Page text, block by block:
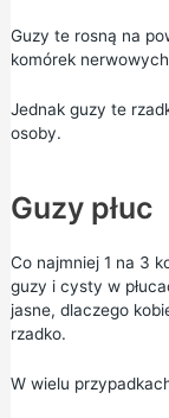
Guzy te rosną na
komórek
Jednak guzy te
osoby.
Guzy płuc
Co najmniej 1 na 3
guzy i cysty w
jasne, dlaczego
rzadko.
W wielu